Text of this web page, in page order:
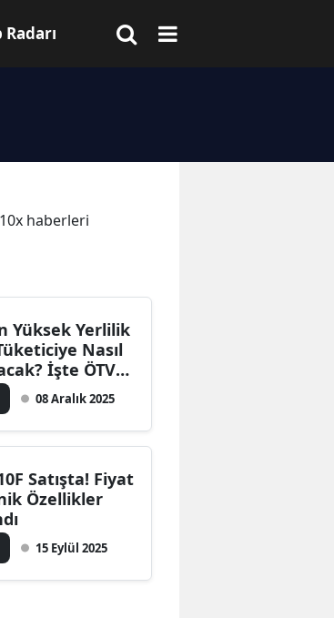
haberleri
Yüksek Yerlilik
Nasıl
İşte ÖTV
08 Aralık 2025
Satışta! Fiyat
Özellikler
15 Eylül 2025